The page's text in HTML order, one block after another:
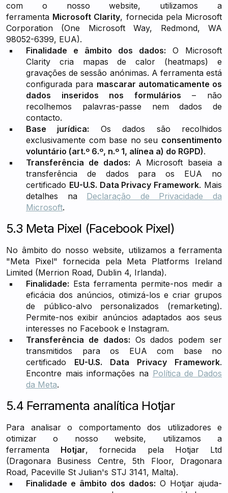
com o nosso website, utilizamos a
ferramenta Microsoft Clarity, fornecida pela Microsoft
Corporation (One Microsoft Way, Redmond, WA
98052-6399, EUA).
Finalidade e âmbito dos dados: O Microsoft
Clarity cria mapas de calor (heatmaps) e
gravações de sessão anónimas. A ferramenta está
configurada para mascarar automaticamente os
dados inseridos nos formulários – não
recolhemos palavras-passe nem dados de
contacto.
Base jurídica: Os dados são recolhidos
exclusivamente com base no seu consentimento
voluntário (art.º 6.º, n.º 1, alínea a) do RGPD).
Transferência de dados: A Microsoft baseia a
transferência de dados para os EUA no
certificado EU-U.S. Data Privacy Framework. Mais
detalhes na Declaração de Privacidade da
Microsoft.
5.3 Meta Pixel (Facebook Pixel)
No âmbito do nosso website, utilizamos a ferramenta
"Meta Pixel" fornecida pela Meta Platforms Ireland
Limited (Merrion Road, Dublin 4, Irlanda).
Finalidade: Esta ferramenta permite-nos medir a
eficácia dos anúncios, otimizá-los e criar grupos
de público-alvo personalizados (remarketing).
Permite-nos exibir anúncios adaptados aos seus
interesses no Facebook e Instagram.
Transferência de dados: Os dados podem ser
transmitidos para os EUA com base no
certificado EU-U.S. Data Privacy Framework.
Encontre mais informações na Política de Dados
da Meta.
5.4 Ferramenta analítica Hotjar
Para analisar o comportamento dos utilizadores e
otimizar o nosso website, utilizamos a
ferramenta Hotjar, fornecida pela Hotjar Ltd
(Dragonara Business Centre, 5th Floor, Dragonara
Road, Paceville St Julian's STJ 3141, Malta).
Finalidade e âmbito dos dados: O Hotjar ajuda-